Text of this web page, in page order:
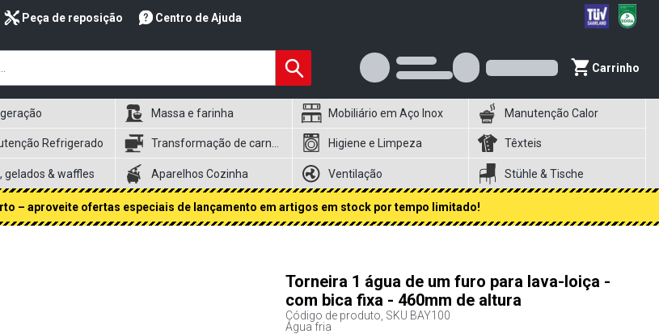
Peça de reposição Centro de Ajuda
Carrinho
Massa e farinha Mobiliário em Aço Inox Manutenção Calor
Refrigerado Higiene e Limpeza Têxteis
gelados & waffles Aparelhos Cozinha Ventilação Stühle & Tische
– aproveite ofertas especiais de lançamento em artigos em stock por tempo limitado!
Torneira 1 água de um furo para lava-loiça -
com bica fixa - 460mm de altura
Código de produto, SKU BAY100
Água fria